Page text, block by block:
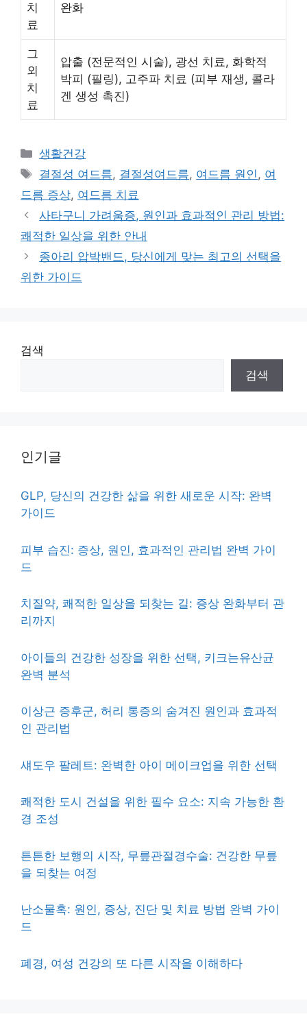
치
료
완화
그
외
치
료
압출 (전문적인 시술), 광선 치료, 화학적
박피 (필링), 고주파 치료 (피부 재생, 콜라
겐 생성 촉진)
Categories
생활건강
Tags
결절성 여드름, 결절성여드름, 여드름 원인, 여
드름 증상, 여드름 치료
사타구니 가려움증, 원인과 효과적인 관리 방법:
쾌적한 일상을 위한 안내
종아리 압박밴드, 당신에게 맞는 최고의 선택을
위한 가이드
검색
검색
인기글
GLP, 당신의 건강한 삶을 위한 새로운 시작: 완벽
가이드
피부 습진: 증상, 원인, 효과적인 관리법 완벽 가이
드
치질약, 쾌적한 일상을 되찾는 길: 증상 완화부터 관
리까지
아이들의 건강한 성장을 위한 선택, 키크는유산균
완벽 분석
이상근 증후군, 허리 통증의 숨겨진 원인과 효과적
인 관리법
섀도우 팔레트: 완벽한 아이 메이크업을 위한 선택
쾌적한 도시 건설을 위한 필수 요소: 지속 가능한 환
경 조성
튼튼한 보행의 시작, 무릎관절경수술: 건강한 무릎
을 되찾는 여정
난소물혹: 원인, 증상, 진단 및 치료 방법 완벽 가이
드
폐경, 여성 건강의 또 다른 시작을 이해하다